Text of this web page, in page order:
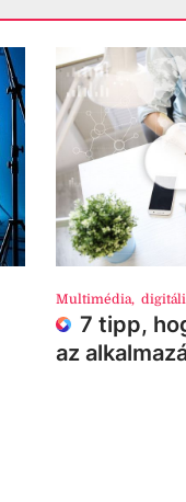
Multimédia,
7 tipp,
az